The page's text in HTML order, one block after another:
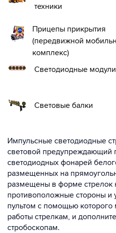
техники
Прицепы прикрытия
(передвижной
комплекс)
Светодиодные
Световые балки
Импульсные светодиодные
световой предупреждающий
светодиодных фонарей
размещенных на
размещены в форме стрелок
противоположные стороны
пультом с помощью
работы стрелкам, и
стробоскопам.